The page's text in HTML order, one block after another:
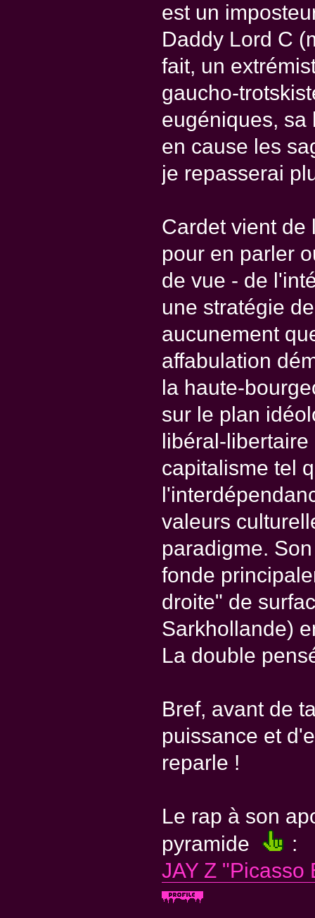
est un
Daddy Lord C
fait, un
gaucho-
eugéniques, sa
en cause les
je repasserai
Cardet vient de
pour en parler
de vue - de
une stratégie
aucunement
affabulation
la haute-
sur le plan
libéral-
capitalisme tel
valeurs
paradigme.
fonde
droite" de
Sarkhollande)
La double
Bref, avant de
puissance et
reparle !
Le rap à son
pyramide
:
JAY Z "Picasso